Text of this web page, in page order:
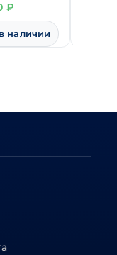
₽
наличии